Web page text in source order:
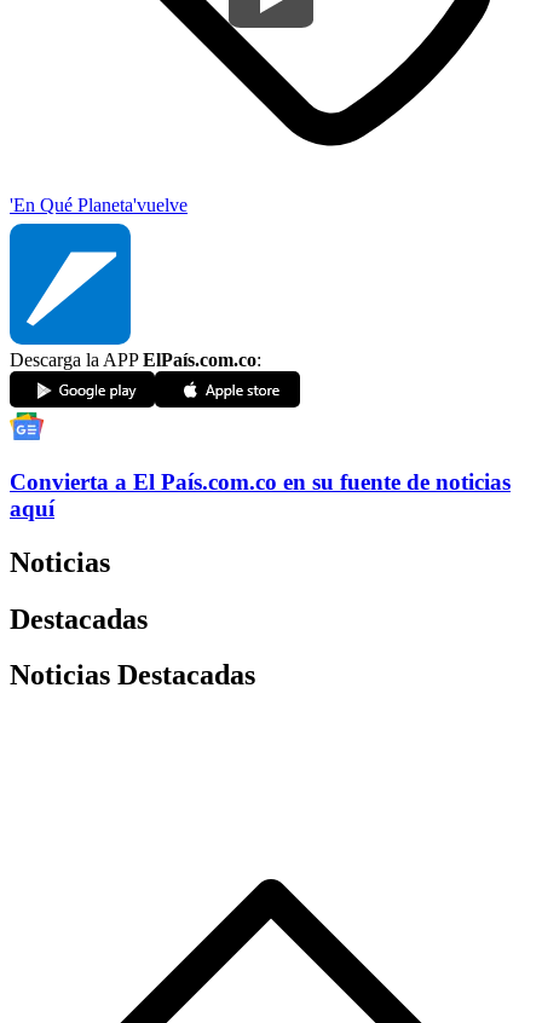
'En Qué Planeta'vuelve
Descarga la APPElPaís.com.co:
Convierta a El País.com.co en su fuente de noticias
aquí
Noticias
Destacadas
Noticias Destacadas